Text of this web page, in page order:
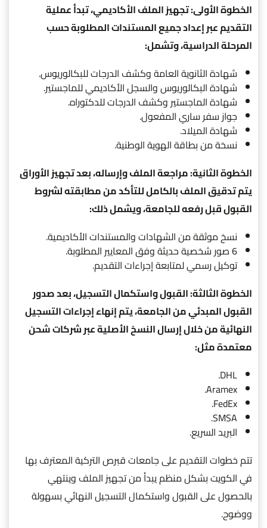
الخطوة الأولى: تجهيز الملف الأكاديمي، تبدأ عملية
التقديم عبر إعداد جميع المستندات المطلوبة حسب
المرحلة الدراسية، وتشمل:
شهادة الثانوية العامة وكشف الدرجات للبكالوريوس.
شهادة البكالوريوس والسجل الأكاديمي للماجستير.
شهادة الماجستير وكشف الدرجات للدكتوراه.
جواز سفر ساري المفعول.
شهادة الميلاد.
نسخة من بطاقة الهوية الوطنية.
الخطوة الثانية: مراجعة الملف وإرساله، بعد تجهيز الأوراق
يتم تدقيق الملف بالكامل للتأكد من مطابقته لشروط
القبول قبل رفعه للجامعة، ويشمل ذلك:
نسخ موثقة من الشهادات والمستندات الأكاديمية.
6 صور شخصية حديثة وفق المعايير المطلوبة.
توكيل رسمي لمتابعة إجراءات التقديم.
الخطوة الثالثة: القبول واستكمال التسجيل، بعد صدور
القبول المبدئي من الجامعة، يتم إنهاء إجراءات التسجيل
النهائية من خلال إرسال النسخ الأصلية عبر شركات شحن
معتمدة مثل:
DHL.
Aramex.
FedEx.
SMSA.
البريد السريع.
تتم خطوات التقديم على جامعات قبرص التركية المعترف بها
في الكويت بشكل منظم يبدأ من تجهيز الملف وينتهي
بالحصول على القبول واستكمال التسجيل النهائي بسهولة
ووضوح.